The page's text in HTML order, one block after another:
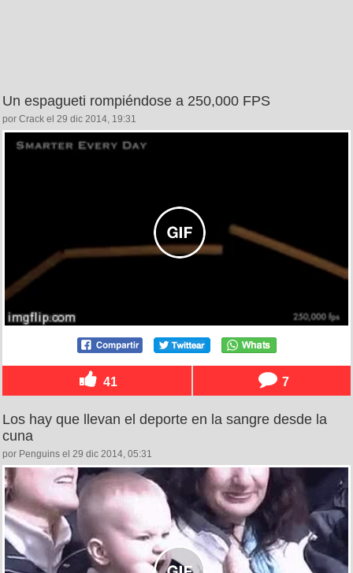
Un espagueti rompiéndose a 250,000 FPS
por Crack el 29 dic 2014, 19:31
41 7
Los hay que llevan el deporte en la sangre desde la
cuna
por Penguins el 29 dic 2014, 05:31